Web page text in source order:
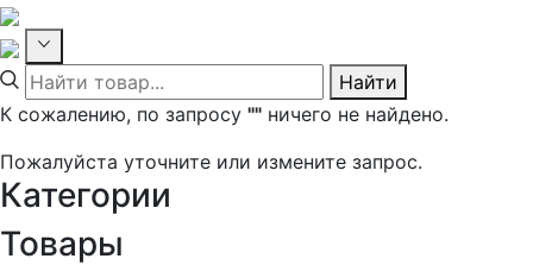
Найти
К сожалению, по запросу "" ничего не найдено.
Пожалуйста уточните или измените запрос.
Категории
Товары